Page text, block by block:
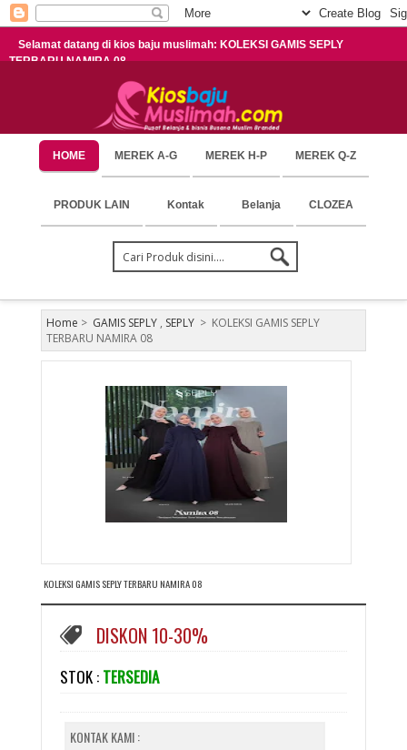
Selamat datang di kios baju muslimah: KOLEKSI GAMIS SEPLY
TERBARU NAMIRA 08
HOME MEREK A-G MEREK H-P MEREK Q-Z
PRODUK LAIN Kontak Belanja CLOZEA
Home > GAMIS SEPLY, SEPLY > KOLEKSI GAMIS SEPLY
TERBARU NAMIRA 08
KOLEKSI GAMIS SEPLY TERBARU NAMIRA 08
DISKON 10-30%
STOK : TERSEDIA
KONTAK KAMI :